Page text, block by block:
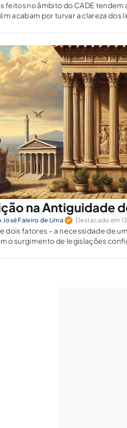
feitos no âmbito do CADE
acabam por turvar a clareza dos
na Antiguidade
José Faleiro de Lima Destacado em
dois fatores – a necessidade de
o surgimento de legislações